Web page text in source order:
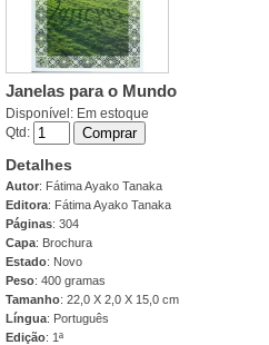
Janelas para o Mundo
Disponível: Em estoque
Qtd: Comprar
Detalhes
Autor: Fátima Ayako Tanaka
Editora: Fátima Ayako Tanaka
Páginas: 304
Capa: Brochura
Estado: Novo
Peso: 400 gramas
Tamanho: 22,0 X 2,0 X 15,0 cm
Língua: Português
Edição: 1ª